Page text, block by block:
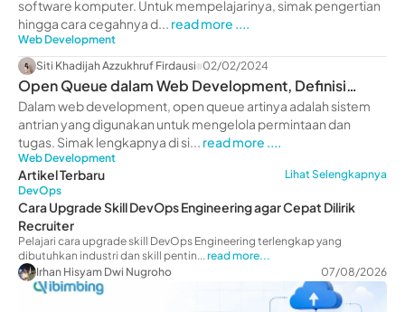
software komputer. Untuk mempelajarinya, simak pengertian
hingga cara cegahnya d... read more ....
Web Development
Siti Khadijah Azzukhruf Firdausi 02/02/2024
Open Queue dalam Web Development, Definisi
hingga Fungsinya!
Dalam web development, open queue artinya adalah sistem
antrian yang digunakan untuk mengelola permintaan dan
tugas. Simak lengkapnya di si... read more ....
Web Development
Artikel Terbaru
Lihat Selengkapnya
DevOps
Cara Upgrade Skill DevOps Engineering agar Cepat Dilirik
Recruiter
Pelajari cara upgrade skill DevOps Engineering terlengkap yang
dibutuhkan industri dan skill pentin...read more...
Irhan Hisyam Dwi Nugroho
07/08/2026